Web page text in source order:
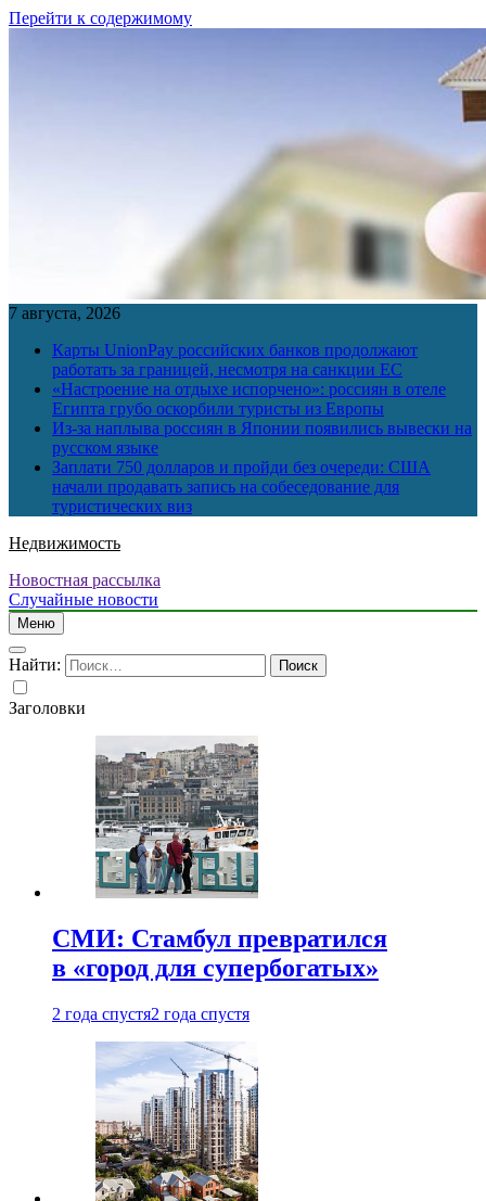
Перейти к содержимому
7 августа, 2026
Карты UnionPay российских банков продолжают
работать за границей, несмотря на санкции ЕС
«Настроение на отдыхе испорчено»: россиян в отеле
Египта грубо оскорбили туристы из Европы
Из-за наплыва россиян в Японии появились вывески на
русском языке
Заплати 750 долларов и пройди без очереди: США
начали продавать запись на собеседование для
туристических виз
Недвижимость
Новостная рассылка
Случайные новости
Меню
Найти:
Заголовки
СМИ: Стамбул превратился
в «город для супербогатых»
2 года спустя2 года спустя